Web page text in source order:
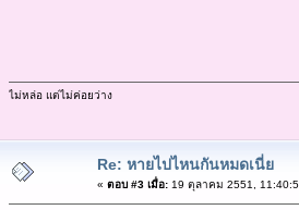
ไม่หล่อ แต่ไม่ค่อยว่าง
Re: หายไปไหนกันหมดเนี่ย
« ตอบ #3 เมื่อ:19 ตุลาคม 2551,